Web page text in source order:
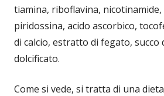
tiamina, riboflavina,
piridossina, acido ascorbico,
di calcio, estratto di fegato, succo
dolcificato.
Come si vede, si tratta di una